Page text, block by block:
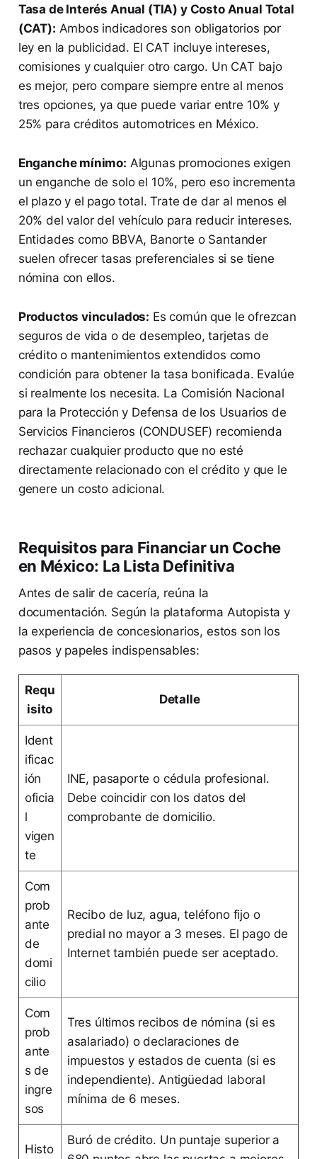
Tasa de Interés Anual (TIA) y Costo Anual Total
(CAT): Ambos indicadores son obligatorios por
ley en la publicidad. El CAT incluye intereses,
comisiones y cualquier otro cargo. Un CAT bajo
es mejor, pero compare siempre entre al menos
tres opciones, ya que puede variar entre 10% y
25% para créditos automotrices en México.
Enganche mínimo: Algunas promociones exigen
un enganche de solo el 10%, pero eso incrementa
el plazo y el pago total. Trate de dar al menos el
20% del valor del vehículo para reducir intereses.
Entidades como BBVA, Banorte o Santander
suelen ofrecer tasas preferenciales si se tiene
nómina con ellos.
Productos vinculados: Es común que le ofrezcan
seguros de vida o de desempleo, tarjetas de
crédito o mantenimientos extendidos como
condición para obtener la tasa bonificada. Evalúe
si realmente los necesita. La Comisión Nacional
para la Protección y Defensa de los Usuarios de
Servicios Financieros (CONDUSEF) recomienda
rechazar cualquier producto que no esté
directamente relacionado con el crédito y que le
genere un costo adicional.
Requisitos para Financiar un Coche
en México: La Lista Definitiva
Antes de salir de cacería, reúna la
documentación. Según la plataforma Autopista y
la experiencia de concesionarios, estos son los
pasos y papeles indispensables:
Requ
isito
Detalle
Ident
ificac
ión
oficia
l
vigen
te
INE, pasaporte o cédula profesional.
Debe coincidir con los datos del
comprobante de domicilio.
Com
prob
ante
de
domi
cilio
Recibo de luz, agua, teléfono fijo o
predial no mayor a 3 meses. El pago de
Internet también puede ser aceptado.
Com
prob
ante
s de
ingre
sos
Tres últimos recibos de nómina (si es
asalariado) o declaraciones de
impuestos y estados de cuenta (si es
independiente). Antigüedad laboral
mínima de 6 meses.
Histo
Buró de crédito. Un puntaje superior a